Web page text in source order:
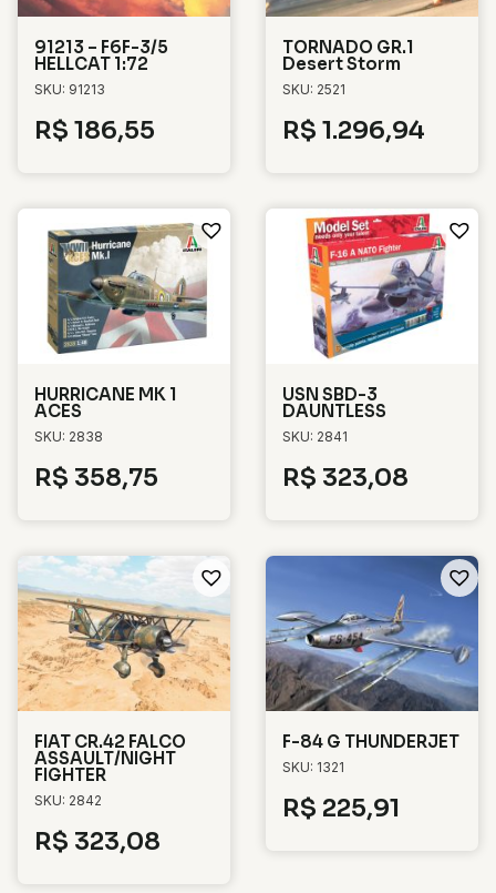
91213 – F6F-3/5
HELLCAT 1:72
SKU: 91213
R$ 186,55
TORNADO GR.1
Desert Storm
SKU: 2521
R$ 1.296,94
HURRICANE MK 1
ACES
SKU: 2838
R$ 358,75
USN SBD-3
DAUNTLESS
SKU: 2841
R$ 323,08
FIAT CR.42 FALCO
ASSAULT/NIGHT
FIGHTER
SKU: 2842
R$ 323,08
F-84 G THUNDERJET
SKU: 1321
R$ 225,91